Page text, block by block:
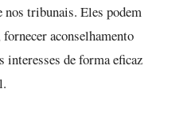
nos tribunais. Eles podem
aconselhamento
interesses de forma eficaz